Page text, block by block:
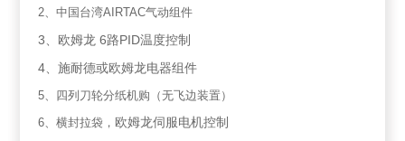
2、中国台湾AIRTAC气动组件
3、欧姆龙 6路PID温度控制
4、施耐德或欧姆龙电器组件
5、四列刀轮分纸机购（无飞边装置）
6、横封拉袋， 欧姆龙伺服电机控制